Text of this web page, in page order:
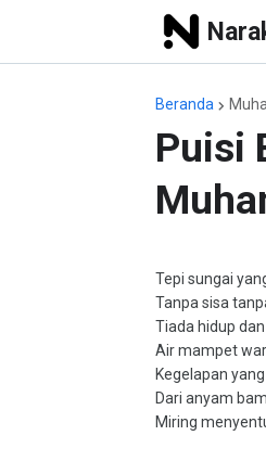
Beranda
Puisi
Tepi sungai
Tanpa sisa
Tiada hidup
Air mampet
Kegelapan
Dari anyam
Miring